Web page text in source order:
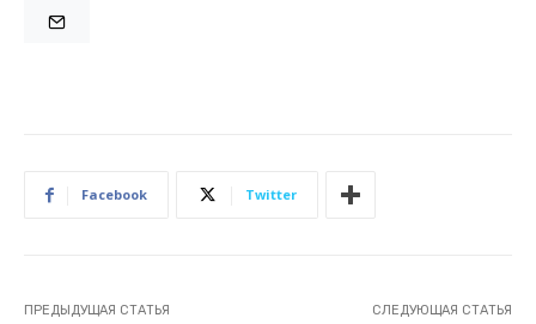
Facebook Twitter
ПРЕДЫДУЩАЯ СТАТЬЯ СЛЕДУЮЩАЯ СТАТЬЯ